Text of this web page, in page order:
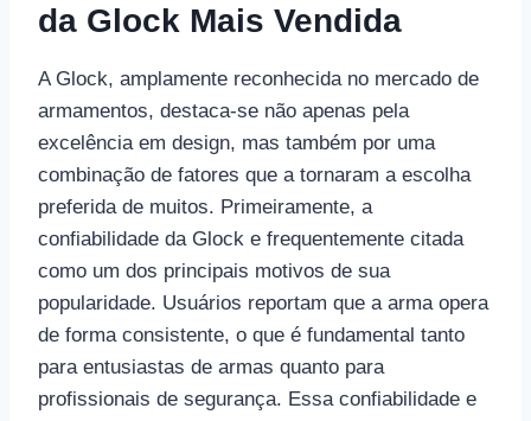
da Glock Mais Vendida
A Glock, amplamente reconhecida no mercado de
armamentos, destaca-se não apenas pela
excelência em design, mas também por uma
combinação de fatores que a tornaram a escolha
preferida de muitos. Primeiramente, a
confiabilidade da Glock e frequentemente citada
como um dos principais motivos de sua
popularidade. Usuários reportam que a arma opera
de forma consistente, o que é fundamental tanto
para entusiastas de armas quanto para
profissionais de segurança. Essa confiabilidade e